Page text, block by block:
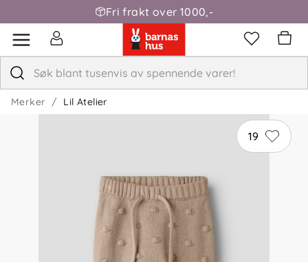
Fri frakt over 1000,-
Merker Lil Atelier
19